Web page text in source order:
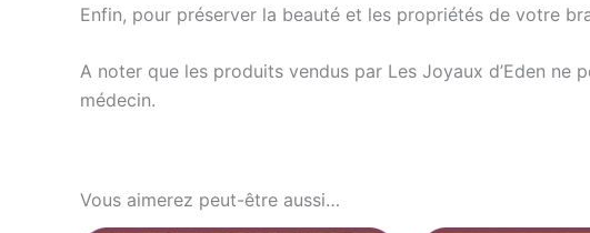
Enfin, pour préserver la beauté et les propriétés de votre
A noter que les produits vendus par Les Joyaux d’Eden
médecin.
Vous aimerez peut-être aussi…